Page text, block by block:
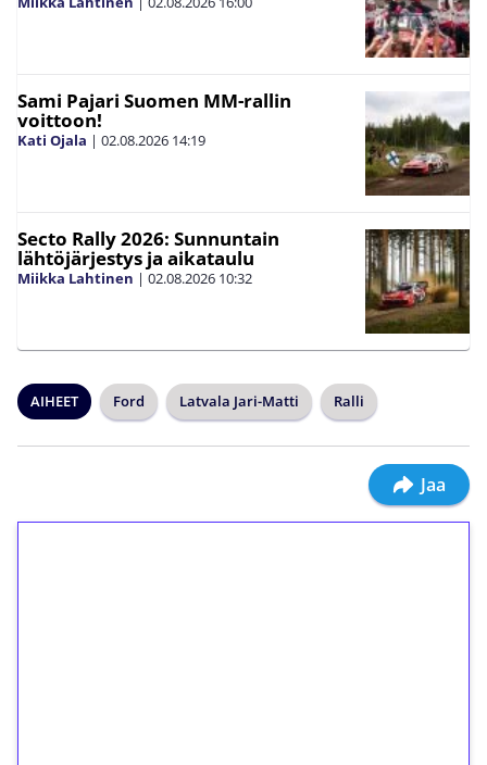
Sami Pajari Suomen MM-rallin
voittoon!
Kati Ojala | 02.08.2026 14:19
Secto Rally 2026: Sunnuntain
lähtöjärjestys ja aikataulu
Miikka Lahtinen | 02.08.2026 10:32
AIHEET Ford Latvala Jari-Matti Ralli
Jaa